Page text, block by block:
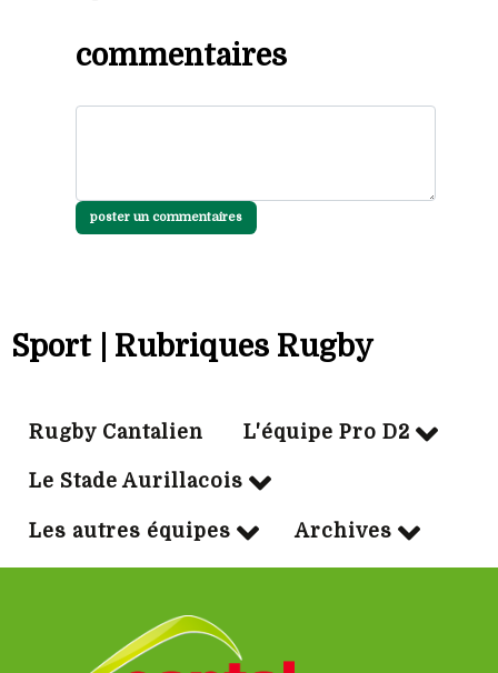
commentaires
poster un commentaires
Sport | Rubriques Rugby
Rugby Cantalien L'équipe Pro D2
Le Stade Aurillacois
Les autres équipes Archives